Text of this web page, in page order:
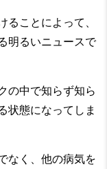
ることによって、
明るいニュースで
の中で知らず知ら
状態になってしま
なく、他の病気を